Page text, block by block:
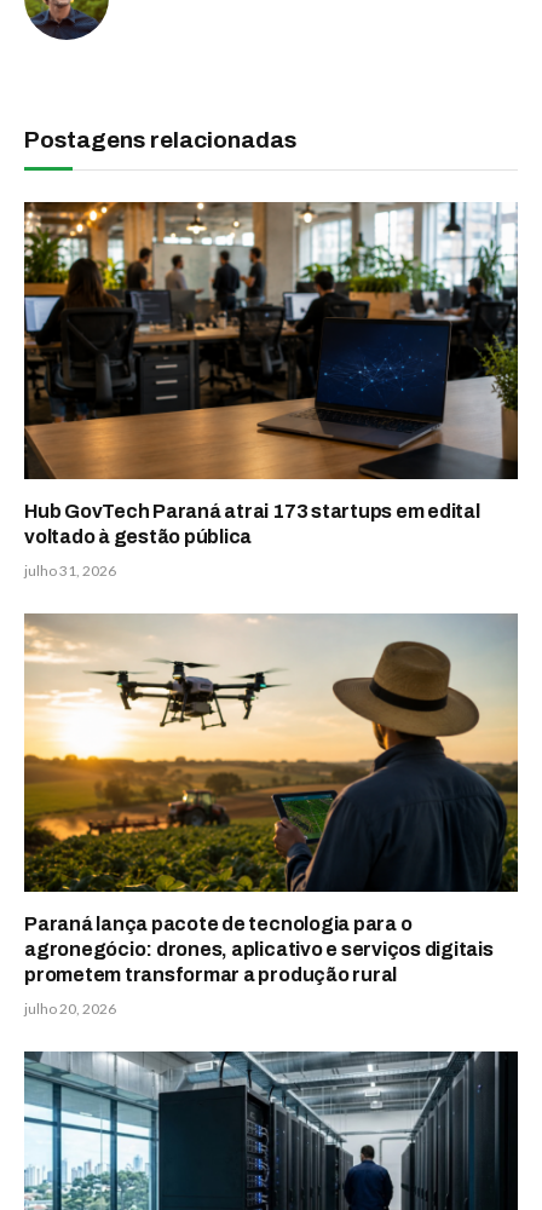
Postagens relacionadas
Hub GovTech Paraná atrai 173 startups em edital
voltado à gestão pública
julho 31, 2026
Paraná lança pacote de tecnologia para o
agronegócio: drones, aplicativo e serviços digitais
prometem transformar a produção rural
julho 20, 2026